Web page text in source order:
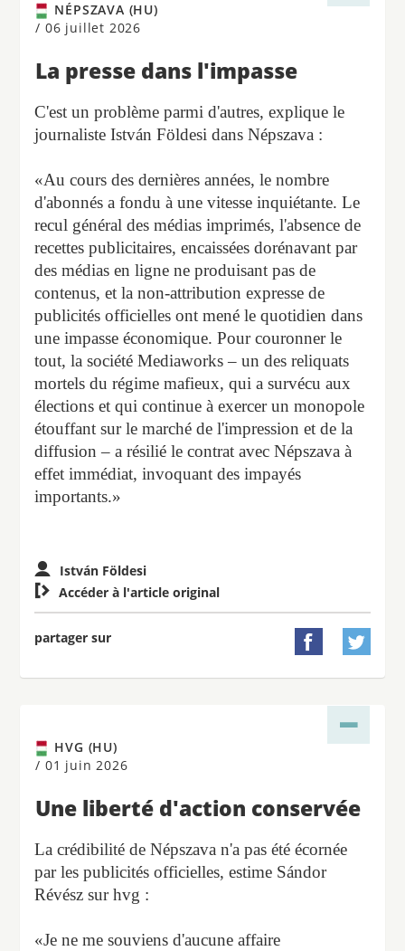
NÉPSZAVA (HU)
/ 06 juillet 2026
La presse dans l'impasse
C'est un problème parmi d'autres, explique le
journaliste István Földesi dans Népszava :
«Au cours des dernières années, le nombre
d'abonnés a fondu à une vitesse inquiétante. Le
recul général des médias imprimés, l'absence de
recettes publicitaires, encaissées dorénavant par
des médias en ligne ne produisant pas de
contenus, et la non-attribution expresse de
publicités officielles ont mené le quotidien dans
une impasse économique. Pour couronner le
tout, la société Mediaworks – un des reliquats
mortels du régime mafieux, qui a survécu aux
élections et qui continue à exercer un monopole
étouffant sur le marché de l'impression et de la
diffusion – a résilié le contrat avec Népszava à
effet immédiat, invoquant des impayés
importants.»
István Földesi
 Accéder à l'article original
partager sur  
HVG (HU)
/ 01 juin 2026
Une liberté d'action conservée
La crédibilité de Népszava n'a pas été écornée
par les publicités officielles, estime Sándor
Révész sur hvg :
«Je ne me souviens d'aucune affaire